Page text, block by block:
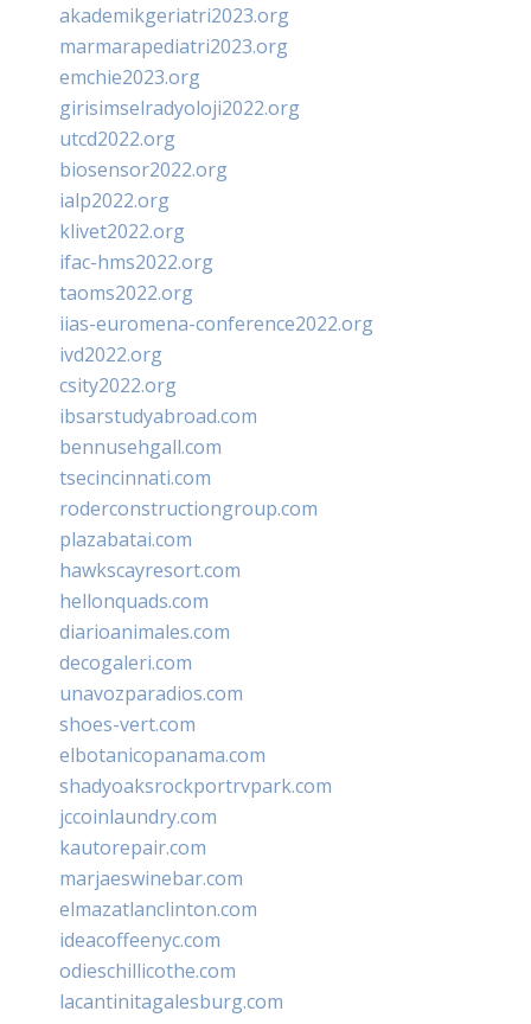
akademikgeriatri2023.org
marmarapediatri2023.org
emchie2023.org
girisimselradyoloji2022.org
utcd2022.org
biosensor2022.org
ialp2022.org
klivet2022.org
ifac-hms2022.org
taoms2022.org
iias-euromena-conference2022.org
ivd2022.org
csity2022.org
ibsarstudyabroad.com
bennusehgall.com
tsecincinnati.com
roderconstructiongroup.com
plazabatai.com
hawkscayresort.com
hellonquads.com
diarioanimales.com
decogaleri.com
unavozparadios.com
shoes-vert.com
elbotanicopanama.com
shadyoaksrockportrvpark.com
jccoinlaundry.com
kautorepair.com
marjaeswinebar.com
elmazatlanclinton.com
ideacoffeenyc.com
odieschillicothe.com
lacantinitagalesburg.com